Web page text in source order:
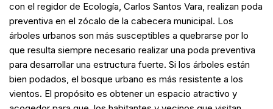
con el regidor de Ecología, Carlos Santos Vara, realizan poda
preventiva en el zócalo de la cabecera municipal. Los
árboles urbanos son más susceptibles a quebrarse por lo
que resulta siempre necesario realizar una poda preventiva
para desarrollar una estructura fuerte. Si los árboles están
bien podados, el bosque urbano es más resistente a los
vientos. El propósito es obtener un espacio atractivo y